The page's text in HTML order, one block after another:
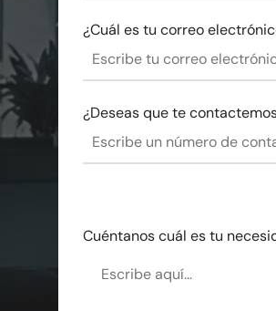
¿Cuál es tu correo
¿Deseas que te
Cuéntanos cuál es tu